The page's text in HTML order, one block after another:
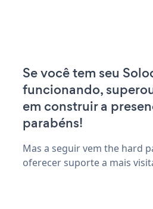
Se você tem seu
funcionando,
em construir a
parabéns!
Mas a seguir vem the hard
oferecer suporte a mais